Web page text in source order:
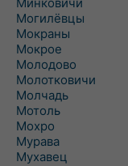
Могилёвцы
Мокраны
Мокрое
Молодово
Молотковичи
Молчадь
Мотоль
Мохро
Мурава
Мухавец